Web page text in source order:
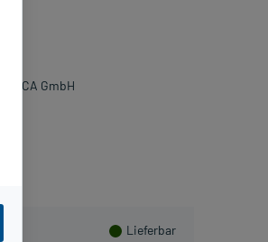
Lieferbar
GmbH